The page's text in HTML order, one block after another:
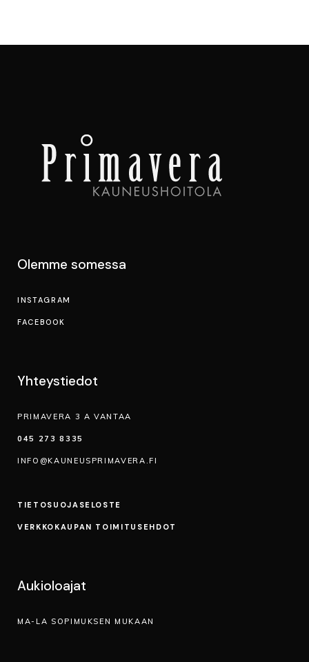
Olemme somessa
INSTAGRAM
FACEBOOK
Yhteystiedot
PRIMAVERA 3 A VANTAA
045 273 8335
INFO@KAUNEUSPRIMAVERA.FI
TIETOSUOJA­SELOSTE
VERKKOKAUPAN TOIMITUSEHDOT
Aukioloajat
MA-LA SOPIMUKSEN MUKAAN